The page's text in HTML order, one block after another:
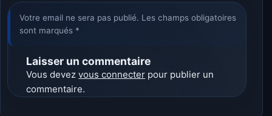
Votre email ne sera pas publié. Les champs obligatoires
sont marqués *
Laisser un commentaire
Vous devezvous connecter pour publier un
commentaire.